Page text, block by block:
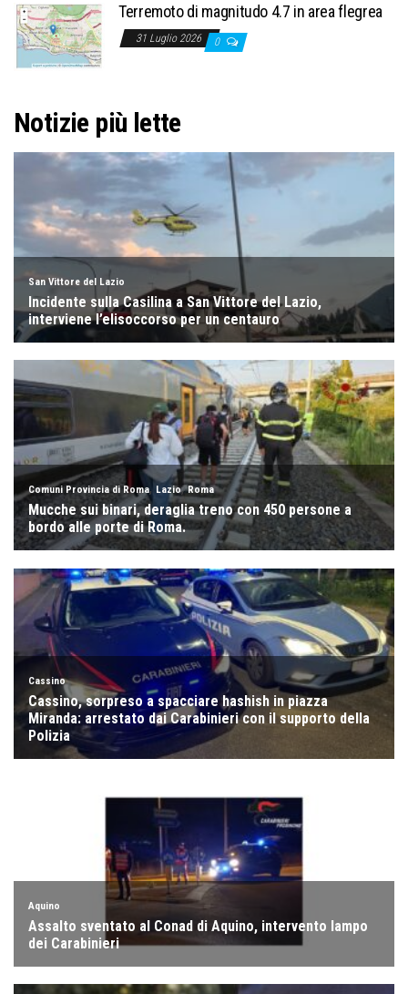
Terremoto di magnitudo 4.7 in area flegrea
31 Luglio 2026 0
Notizie più lette